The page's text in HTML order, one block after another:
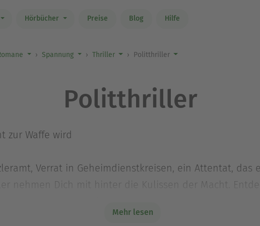
Hörbücher Preise Blog Hilfe
Spannung Thriller Politthriller
Politthriller
zur Waffe wird
Verrat in Geheimdienstkreisen, ein Attentat, das
nehmen Dich mit hinter die Kulissen der Macht.
Mehr lesen